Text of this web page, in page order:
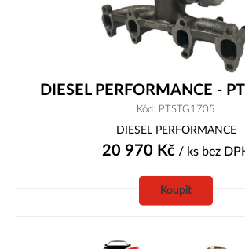
DIESEL PERFORMANCE -
Kód: PTSTG1705
DIESEL PERFORMANCE
20 970 Kč/ ks bez
Koupit